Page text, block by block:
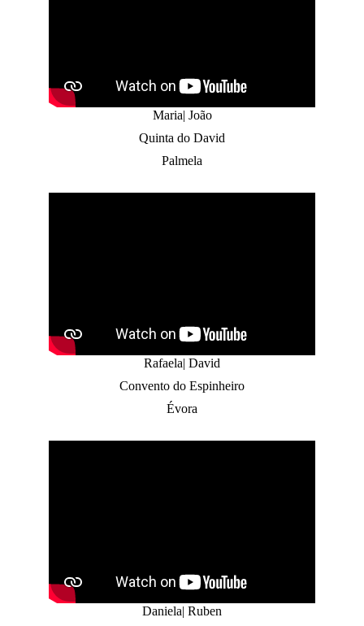
Maria| João
Quinta do David
Palmela
Rafaela| David
Convento do Espinheiro
Évora
Daniela| Ruben